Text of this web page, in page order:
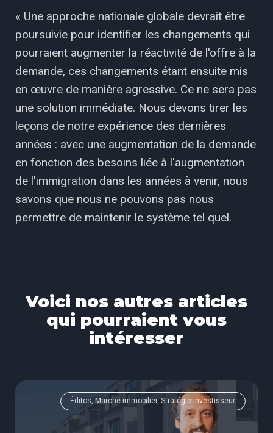
« Une approche nationale globale devrait être
poursuivie pour identifier les changements qui
pourraient augmenter la réactivité de l'offre à la
demande, ces changements étant ensuite mis
en œuvre de manière agressive. Ce ne sera pas
une solution immédiate. Nous devons tirer les
leçons de notre expérience des dernières
années : avec une augmentation de la demande
en fonction des besoins liée à l'augmentation
de l'immigration dans les années à venir, nous
savons que nous ne pouvons pas nous
permettre de maintenir le système tel quel.
Voici nos autres articles
qui pourraient vous
intéresser
Éditos, Marché immobilier, Stratégie investisseur